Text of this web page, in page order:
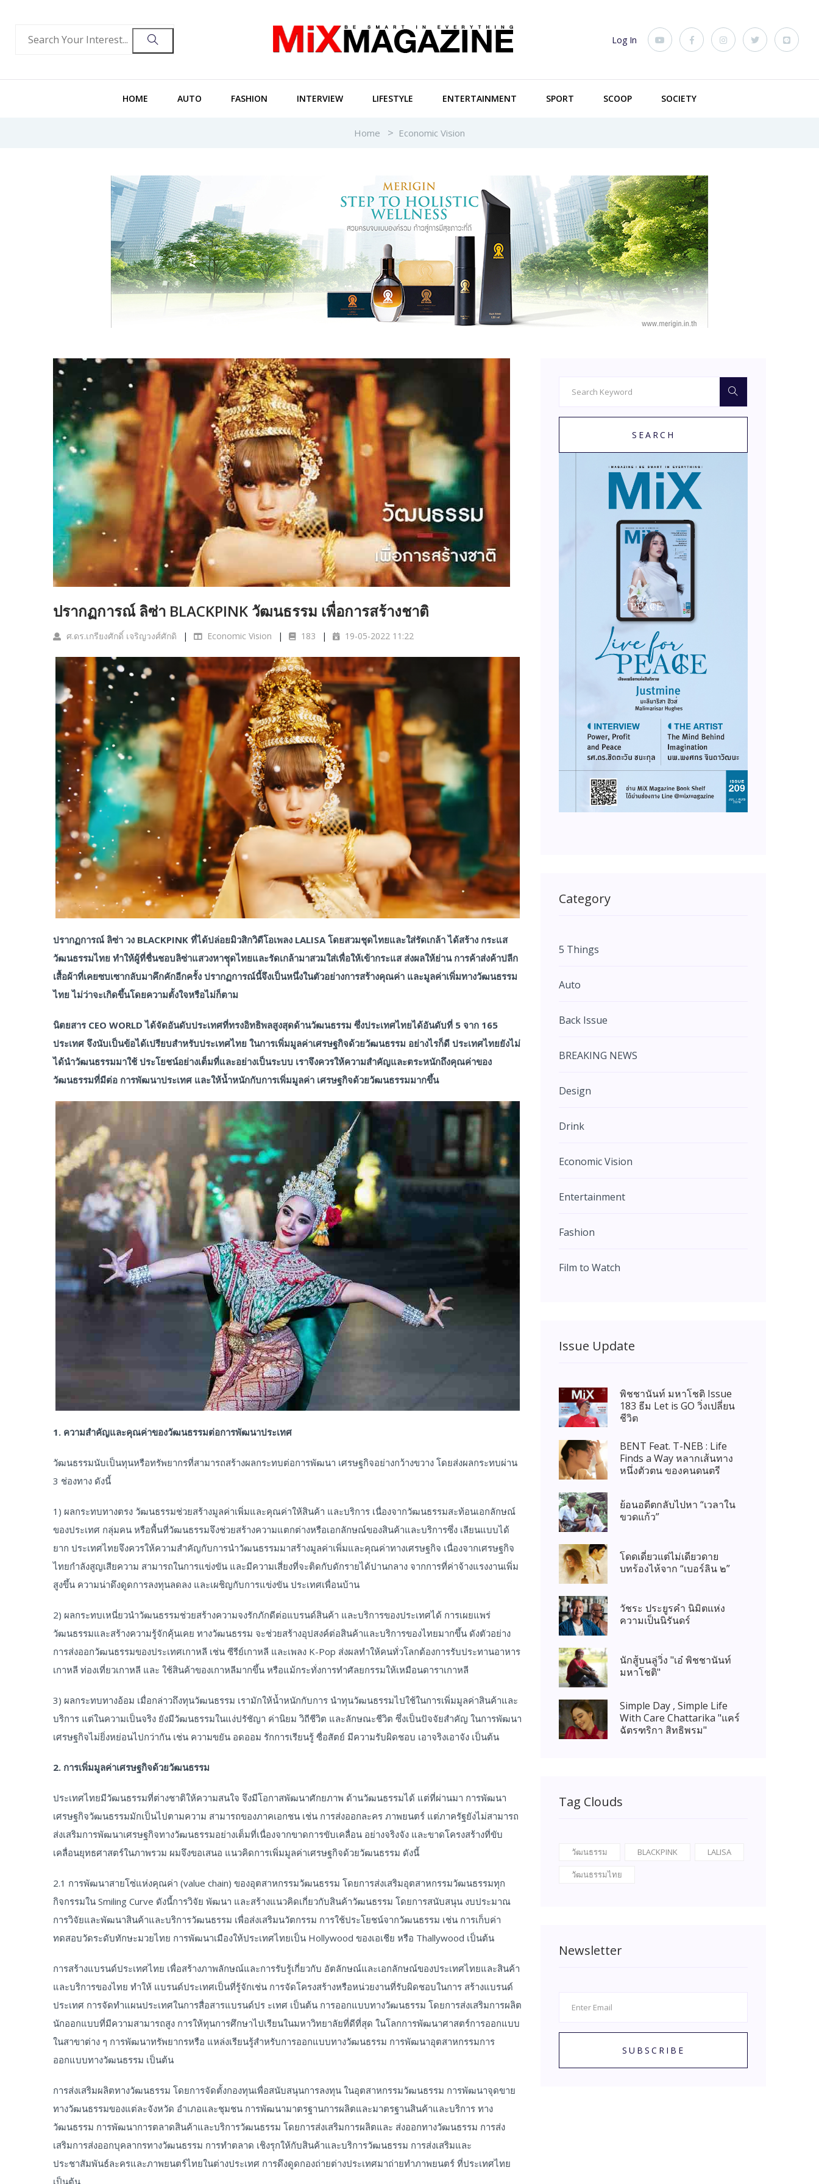
Log In
HOME AUTO FASHION INTERVIEW LIFESTYLE ENTERTAINMENT SPORT SCOOP SOCIETY
Home Economic Vision
ปรากฏการณ์ ลิซ่า BLACKPINK วัฒนธรรม เพื่อการสร้างชาติ
ศ.ดร.เกรียงศักดิ์ เจริญวงศ์ศักดิ Economic Vision 183 19-05-2022 11:22
ปรากฏการณ์ ลิซ่า วง BLACKPINK ที่ได้ปล่อยมิวสิกวิดีโอเพลง LALISA โดยสวมชุดไทยและใส่รัดเกล้า ได้สร้าง กระแส
วัฒนธรรมไทย ทำให้ผู้ที่ชื่นชอบลิซ่าแสวงหาชุุดไทยและรัดเกล้ามาสวมใส่เพื่อให้เข้ากระแส ส่งผลให้ย่าน การค้าส่งค้าปลีก
เสื้อผ้าที่เคยซบเซากลับมาคึกคักอีกครั้ง ปรากฏการณ์นี้จึงเป็นหนึ่งในตัวอย่างการสร้างคุณค่า และมูลค่าเพิ่มทางวัฒนธรรม
ไทย ไม่ว่าจะเกิดขึ้นโดยความตั้งใจหรือไม่ก็ตาม
นิตยสาร CEO WORLD ได้จัดอันดับประเทศที่ทรงอิทธิพลสูงสุดด้านวัฒนธรรม ซึ่งประเทศไทยได้อันดับที่ 5 จาก 165
ประเทศ จึงนับเป็นข้อได้เปรียบสำหรับประเทศไทย ในการเพิ่มมูลค่าเศรษฐกิจด้วยวัฒนธรรม อย่างไรก็ดี ประเทศไทยยังไม่
ได้นำวัฒนธรรมมาใช้ ประโยชน์อย่างเต็มที่และอย่างเป็นระบบ เราจึงควรให้ความสำคัญและตระหนักถึงคุณค่าของ
วัฒนธรรมที่มีต่อ การพัฒนาประเทศ และให้น้ำหนักกับการเพิ่มมูลค่า เศรษฐกิจด้วยวัฒนธรรมมากขึ้น
1. ความสำคัญและคุณค่าของวัฒนธรรมต่อการพัฒนาประเทศ
วัฒนธรรมนับเป็นทุนหรือทรัพยากรที่สามารถสร้างผลกระทบต่อการพัฒนา เศรษฐกิจอย่างกว้างขวาง โดยส่งผลกระทบผ่าน
3 ช่องทาง ดังนี้
1) ผลกระทบทางตรง วัฒนธรรมช่วยสร้างมูลค่าเพิ่มและคุณค่าให้สินค้า และบริการ เนื่องจากวัฒนธรรมสะท้อนเอกลักษณ์
ของประเทศ กลุ่มคน หรือพื้นที่วัฒนธรรมจึงช่วยสร้างความแตกต่างหรือเอกลักษณ์ของสินค้าและบริการซึ่ง เลียนแบบได้
ยาก ประเทศไทยจึงควรให้ความสำคัญกับการนำวัฒนธรรมมาสร้างมูลค่าเพิ่มและคุณค่าทางเศรษฐกิจ เนื่องจากเศรษฐกิจ
ไทยกำลังสูญเสียความ สามารถในการแข่งขัน และมีความเสี่ยงที่จะติดกับดักรายได้ปานกลาง จากการที่ค่าจ้างแรงงานเพิ่ม
สูงขึ้น ความน่าดึงดูดการลงทุนลดลง และเผชิญกับการแข่งขัน ประเทศเพื่อนบ้าน
2) ผลกระทบเหนี่ยวนำวัฒนธรรมช่วยสร้างความจงรักภักดีต่อแบรนด์สินค้า และบริการของประเทศได้ การเผยแพร่
วัฒนธรรมและสร้างความรู้จักคุ้นเคย ทางวัฒนธรรม จะช่วยสร้างอุปสงค์ต่อสินค้าและบริการของไทยมากขึ้น ดังตัวอย่าง
การส่งออกวัฒนธรรมของประเทศเกาหลี เช่น ซีรีย์เกาหลี และเพลง K-Pop ส่งผลทำให้คนทั่วโลกต้องการรับประทานอาหาร
เกาหลี ท่องเที่ยวเกาหลี และ ใช้สินค้าของเกาหลีมากขึ้น หรือแม้กระทั่งการทำศัลยกรรมให้เหมือนดาราเกาหลี
3) ผลกระทบทางอ้อม เมื่อกล่าวถึงทุนวัฒนธรรม เรามักให้น้ำหนักกับการ นำทุนวัฒนธรรมไปใช้ในการเพิ่มมูลค่าสินค้าและ
บริการ แต่ในความเป็นจริง ยังมีวัฒนธรรมในแง่ปรัชัญา ค่านิยม วิถีชีวิต และลักษณะชีวิต ซึ่งเป็นปัจจัยสำคัญ ในการพัฒนา
เศรษฐกิจไม่ยิ่งหย่อนไปกว่ากัน เช่น ความขยัน อดออม รักการเรียนรู้ ซื่อสัตย์ มีความรับผิดชอบ เอาจริงเอาจัง เป็นต้น
2. การเพิ่มมูลค่าเศรษฐกิจด้วยวัฒนธรรม
ประเทศไทยมีวัฒนธรรมที่ต่างชาติให้ความสนใจ จึงมีโอกาสพัฒนาศักยภาพ ด้านวัฒนธรรมได้ แต่ที่ผ่านมา การพัฒนา
เศรษฐกิจวัฒนธรรมมักเป็นไปตามความ สามารถของภาคเอกชน เช่น การส่งออกละคร ภาพยนตร์ แต่ภาครัฐยังไม่สามารถ
ส่งเสริมการพัฒนาเศรษฐกิจทางวัฒนธรรมอย่างเต็มที่เนื่องจากขาดการขับเคลื่อน อย่างจริงจัง และขาดโครงสร้างที่ขับ
เคลื่อนยุทธศาสตร์ในภาพรวม ผมจึงขอเสนอ แนวคิดการเพิ่มมูลค่าเศรษฐกิจด้วยวัฒนธรรม ดังนี้
2.1 การพัฒนาสายโซ่แห่งคุณค่า (value chain) ของอุตสาหกรรมวัฒนธรรม โดยการส่งเสริมอุตสาหกรรมวัฒนธรรมทุก
กิจกรรมใน Smiling Curve ดังนี้การวิจัย พัฒนา และสร้างแนวคิดเกี่ยวกับสินค้าวัฒนธรรม โดยการสนับสนุน งบประมาณ
การวิจัยและพัฒนาสินค้าและบริการวัฒนธรรม เพื่อส่งเสริมนวัตกรรม การใช้ประโยชน์จากวัฒนธรรม เช่น การเก็บค่า
ทดสอบวัดระดับทักษะมวยไทย การพัฒนาเมืองให้ประเทศไทยเป็น Hollywood ของเอเชีย หรือ Thallywood เป็นต้น
การสร้างแบรนด์ประเทศไทย เพื่อสร้างภาพลักษณ์และการรับรู้เกี่ยวกับ อัตลักษณ์และเอกลักษณ์ของประเทศไทยและสินค้า
และบริการของไทย ทำให้ แบรนด์ประเทศเป็นที่รู้จักเช่น การจัดโครงสร้างหรือหน่วยงานที่รับผิดชอบในการ สร้างแบรนด์
ประเทศ การจัดทำแผนประเทศในการสื่อสารแบรนด์ปร ะเทศ เป็นต้น การออกแบบทางวัฒนธรรม โดยการส่งเสริมการผลิต
นักออกแบบที่มีความสามารถสูง การให้ทุนการศึกษาไปเรียนในมหาวิทยาลัยที่ดีที่สุด ในโลกการพัฒนาศาสตร์การออกแบบ
ในสาขาต่าง ๆ การพัฒนาทรัพยากรหรือ แหล่งเรียนรู้สำหรับการออกแบบทางวัฒนธรรม การพัฒนาอุตสาหกรรมการ
ออกแบบทางวัฒนธรรม เป็นต้น
การส่งเสริมผลิตทางวัฒนธรรม โดยการจัดตั้งกองทุนเพื่อสนับสนุนการลงทุน ในอุตสาหกรรมวัฒนธรรม การพัฒนาจุดขาย
ทางวัฒนธรรมของแต่ละจังหวัด อำเภอและชุมชน การพัฒนามาตรฐานการผลิตและมาตรฐานสินค้าและบริการ ทาง
วัฒนธรรม การพัฒนาการตลาดสินค้าและบริการวัฒนธรรม โดยการส่งเสริมการผลิตและ ส่งออกทางวัฒนธรรม การส่ง
เสริมการส่งออกบุคลากรทางวัฒนธรรม การทำตลาด เชิงรุกให้กับสินค้าและบริการวัฒนธรรม การส่งเสริมและ
ประชาสัมพันธ์ละครและภาพยนตร์ไทยในต่างประเทศ การดึงดูดกองถ่ายต่างประเทศมาถ่ายทำภาพยนตร์ ที่ประเทศไทย
เป็นต้น
SEARCH
Category
5 Things
Auto
Back Issue
BREAKING NEWS
Design
Drink
Economic Vision
Entertainment
Fashion
Film to Watch
Issue Update
พิชชานันท์ มหาโชติ Issue
183 ธีม Let is GO วิ่งเปลี่ยน
ชีวิต
BENT Feat. T-NEB : Life
Finds a Way หลากเส้นทาง
หนึ่งตัวตน ของคนดนตรี
ย้อนอดีตกลับไปหา “เวลาใน
ขวดแก้ว”
โดดเดี่ยวแต่ไม่เดียวดาย
บทร้องไห้จาก “เบอร์ลิน ๒”
วัชระ ประยูรคำ นิมิตแห่ง
ความเป็นนิรันดร์
นักสู้บนลู่วิ่ง "เอ๋ พิชชานันท์
มหาโชติ"
Simple Day , Simple Life
With Care Chattarika "แคร์
ฉัตรฑริกา สิทธิพรม"
Tag Clouds
วัฒนธรรม BLACKPINK LALISA
วัฒนธรรมไทย
Newsletter
SUBSCRIBE